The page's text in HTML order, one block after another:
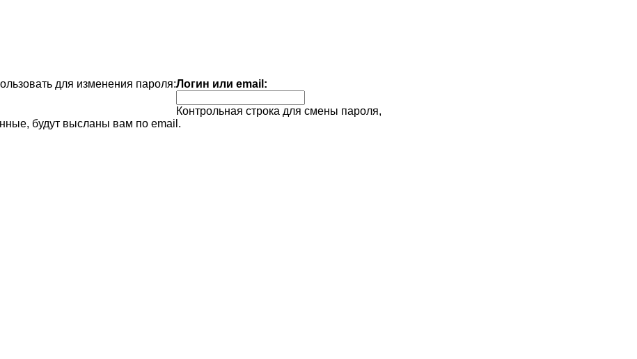
для изменения пароля:Логин или email:
Контрольная строка для смены пароля,
будут высланы вам по email.